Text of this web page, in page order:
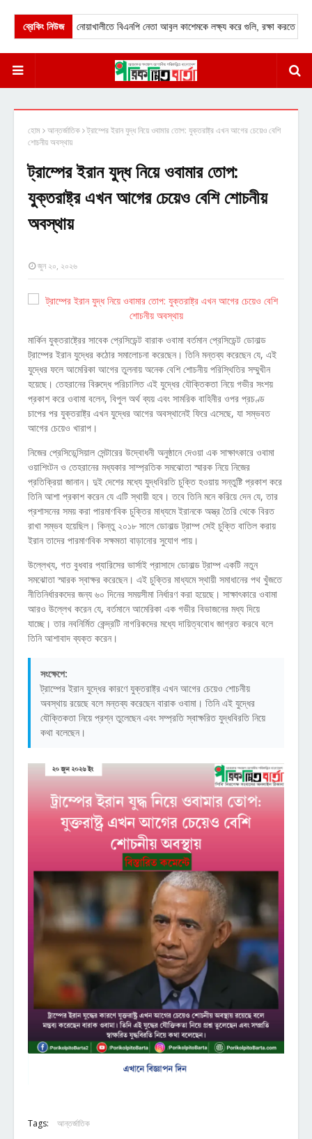
ব্রেকিং নিউজ
★নোয়াখালীতে বিএনপি নেতা আবুল কাশেমকে লক্ষ্য করে গুলি, রক্ষা করতে গিয়ে
হোম আন্তর্জাতিক ট্রাম্পের ইরান যুদ্ধ নিয়ে ওবামার তোপ: যুক্তরাষ্ট্র এখন আগের চেয়েও বেশি
শোচনীয় অবস্থায়
ট্রাম্পের ইরান যুদ্ধ নিয়ে ওবামার তোপ:
যুক্তরাষ্ট্র এখন আগের চেয়েও বেশি শোচনীয়
অবস্থায়
জুন ২০, ২০২৬
মার্কিন যুক্তরাষ্ট্রের সাবেক প্রেসিডেন্ট বারাক ওবামা বর্তমান প্রেসিডেন্ট ডোনাল্ড
ট্রাম্পের ইরান যুদ্ধের কঠোর সমালোচনা করেছেন। তিনি মন্তব্য করেছেন যে, এই
যুদ্ধের ফলে আমেরিকা আগের তুলনায় অনেক বেশি শোচনীয় পরিস্থিতির সম্মুখীন
হয়েছে। তেহরানের বিরুদ্ধে পরিচালিত এই যুদ্ধের যৌক্তিকতা নিয়ে গভীর সংশয়
প্রকাশ করে ওবামা বলেন, বিপুল অর্থ ব্যয় এবং সামরিক বাহিনীর ওপর প্রচণ্ড
চাপের পর যুক্তরাষ্ট্র এখন যুদ্ধের আগের অবস্থানেই ফিরে এসেছে, যা সম্ভবত
আগের চেয়েও খারাপ।
নিজের প্রেসিডেন্সিয়াল সেন্টারের উদ্বোধনী অনুষ্ঠানে দেওয়া এক সাক্ষাৎকারে ওবামা
ওয়াশিংটন ও তেহরানের মধ্যকার সাম্প্রতিক সমঝোতা স্মারক নিয়ে নিজের
প্রতিক্রিয়া জানান। দুই দেশের মধ্যে যুদ্ধবিরতি চুক্তি হওয়ায় সন্তুষ্টি প্রকাশ করে
তিনি আশা প্রকাশ করেন যে এটি স্থায়ী হবে। তবে তিনি মনে করিয়ে দেন যে, তার
প্রশাসনের সময় করা পারমাণবিক চুক্তির মাধ্যমে ইরানকে অস্ত্র তৈরি থেকে বিরত
রাখা সম্ভব হয়েছিল। কিন্তু ২০১৮ সালে ডোনাল্ড ট্রাম্প সেই চুক্তি বাতিল করায়
ইরান তাদের পারমাণবিক সক্ষমতা বাড়ানোর সুযোগ পায়।
উল্লেখ্য, গত বুধবার প্যারিসের ভার্সাই প্রাসাদে ডোনাল্ড ট্রাম্প একটি নতুন
সমঝোতা স্মারক স্বাক্ষর করেছেন। এই চুক্তির মাধ্যমে স্থায়ী সমাধানের পথ খুঁজতে
নীতিনির্ধারকদের জন্য ৬০ দিনের সময়সীমা নির্ধারণ করা হয়েছে। সাক্ষাৎকারে ওবামা
আরও উল্লেখ করেন যে, বর্তমানে আমেরিকা এক গভীর বিভাজনের মধ্য দিয়ে
যাচ্ছে। তার নবনির্মিত কেন্দ্রটি নাগরিকদের মধ্যে দায়িত্ববোধ জাগ্রত করবে বলে
তিনি আশাবাদ ব্যক্ত করেন।
সংক্ষেপে:
ট্রাম্পের ইরান যুদ্ধের কারণে যুক্তরাষ্ট্র এখন আগের চেয়েও শোচনীয়
অবস্থায় রয়েছে বলে মন্তব্য করেছেন বারাক ওবামা। তিনি এই যুদ্ধের
যৌক্তিকতা নিয়ে প্রশ্ন তুলেছেন এবং সম্প্রতি স্বাক্ষরিত যুদ্ধবিরতি নিয়ে
কথা বলেছেন।
Tags: আন্তর্জাতিক